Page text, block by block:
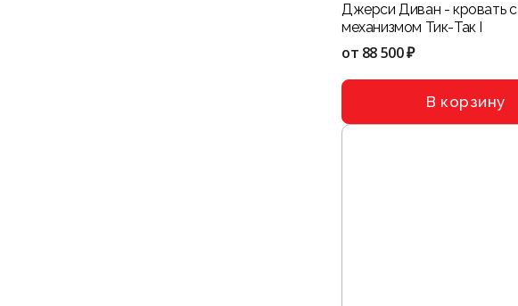
Джерси Диван - кровать с
механизмом Тик-Так I
от 88 500 ₽
В корзину